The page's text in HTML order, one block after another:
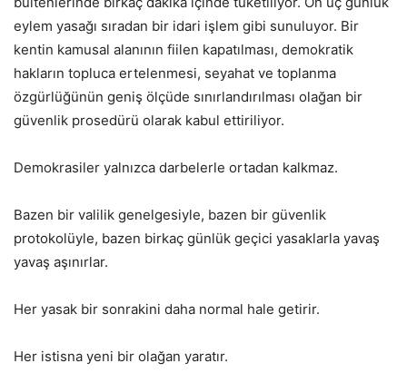
eylem yasağı sıradan bir idari işlem gibi sunuluyor. Bir
kentin kamusal alanının fiilen kapatılması, demokratik
hakların topluca ertelenmesi, seyahat ve toplanma
özgürlüğünün geniş ölçüde sınırlandırılması olağan bir
güvenlik prosedürü olarak kabul ettiriliyor.
Demokrasiler yalnızca darbelerle ortadan kalkmaz.
Bazen bir valilik genelgesiyle, bazen bir güvenlik
protokolüyle, bazen birkaç günlük geçici yasaklarla yavaş
yavaş aşınırlar.
Her yasak bir sonrakini daha normal hale getirir.
Her istisna yeni bir olağan yaratır.